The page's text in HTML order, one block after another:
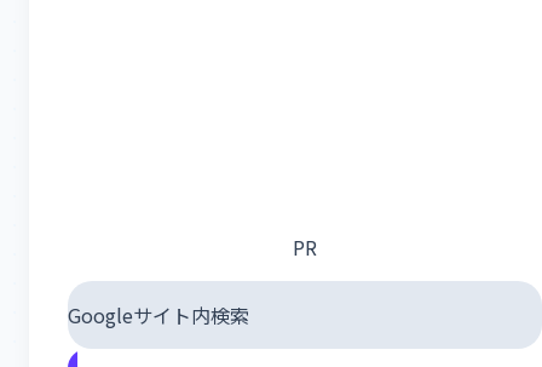
PR
Googleサイト内検索